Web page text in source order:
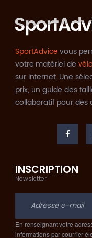
SportAdvice vous
votre matériel de
sur internet. Une
prix, un guide des
collaboratif pour des
INSCRIPTION
Newsletter
En renseignant votre
informations par courrier